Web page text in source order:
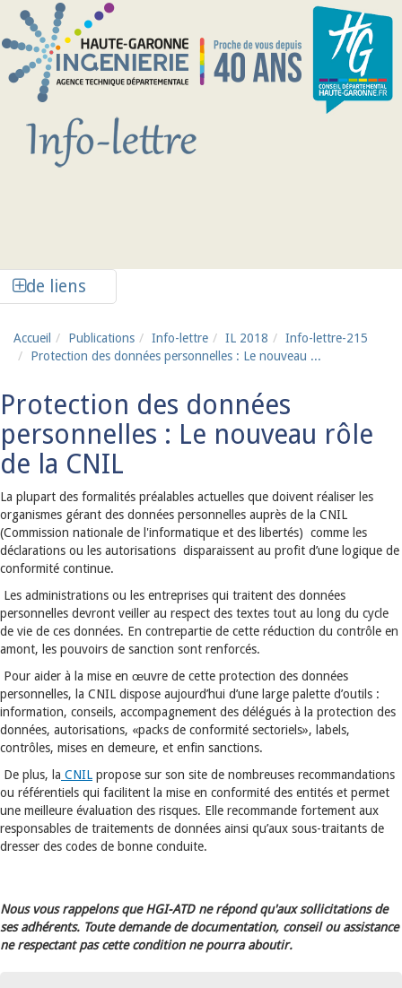
Aller au contenu principal
de liens
Accueil Publications Info-lettre IL 2018
Info-lettre-215
Protection des données personnelles : Le nouveau ...
Protection des données
personnelles : Le nouveau rôle
de la CNIL
La plupart des formalités préalables actuelles que doivent réaliser les
organismes gérant des données personnelles auprès de la CNIL
(Commission nationale de l'informatique et des libertés) comme les
déclarations ou les autorisations disparaissent au profit d’une logique de
conformité continue.
Les administrations ou les entreprises qui traitent des données
personnelles devront veiller au respect des textes tout au long du cycle
de vie de ces données. En contrepartie de cette réduction du contrôle en
amont, les pouvoirs de sanction sont renforcés.
Pour aider à la mise en œuvre de cette protection des données
personnelles, la CNIL dispose aujourd’hui d’une large palette d’outils :
information, conseils, accompagnement des délégués à la protection des
données, autorisations, «packs de conformité sectoriels», labels,
contrôles, mises en demeure, et enfin sanctions.
De plus, la CNIL propose sur son site de nombreuses recommandations
ou référentiels qui facilitent la mise en conformité des entités et permet
une meilleure évaluation des risques. Elle recommande fortement aux
responsables de traitements de données ainsi qu’aux sous-traitants de
dresser des codes de bonne conduite.
Nous vous rappelons que HGI-ATD ne répond qu'aux sollicitations de
ses adhérents. Toute demande de documentation, conseil ou assistance
ne respectant pas cette condition ne pourra aboutir.